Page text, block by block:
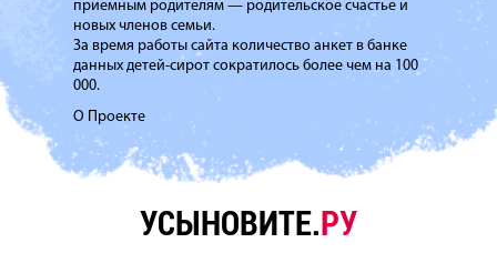
приемным родителям — родительское счастье и
новых членов семьи.
За время работы сайта количество анкет в банке
данных детей-сирот сократилось более чем на 100
000.
О Проекте
УСЫНОВИТЕ.РУ